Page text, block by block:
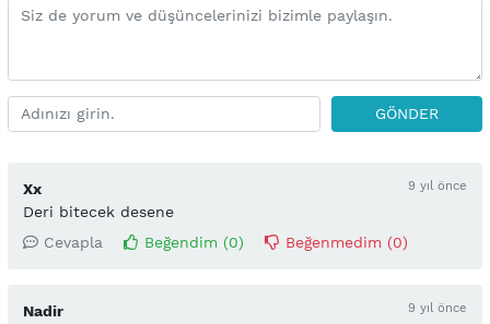
GÖNDER
Xx 9 yıl önce
Deri bitecek desene
Cevapla
Beğendim (0) Beğenmedim (0)
Nadir 9 yıl önce